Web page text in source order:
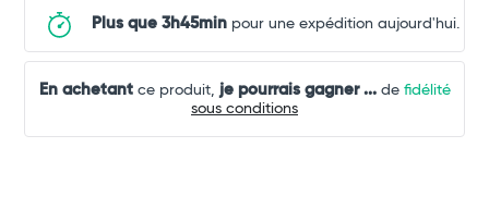
Plus que 3h45minpour une expédition aujourd'hui.
En achetantce produit, je pourrais gagner ...de fidélité
sous conditions